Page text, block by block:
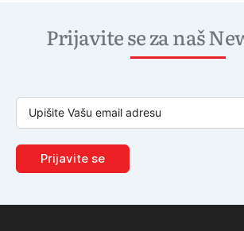
Prijavite se za naš
Prijavite se